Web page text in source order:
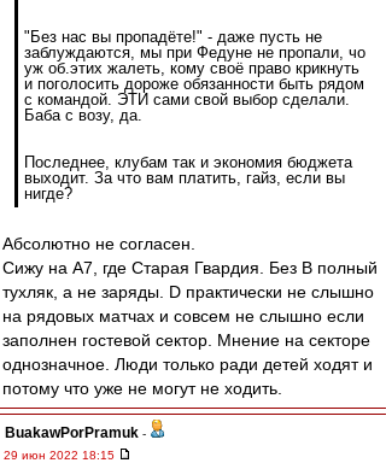
"Без нас вы пропадёте!" - даже пусть не
заблуждаются, мы при Федуне не пропали, чо
уж об.этих жалеть, кому своё право крикнуть
и поголосить дороже обязанности быть рядом
с командой. ЭТИ сами свой выбор сделали.
Баба с возу, да.
Последнее, клубам так и экономия бюджета
выходит. За что вам платить, гайз, если вы
нигде?
Абсолютно не согласен.
Сижу на A7, где Старая Гвардия. Без B полный
тухляк, а не заряды. D практически не слышно
на рядовых матчах и совсем не слышно если
заполнен гостевой сектор. Мнение на секторе
однозначное. Люди только ради детей ходят и
потому что уже не могут не ходить.
BuakawPorPramuk -
29 июн 2022 18:15